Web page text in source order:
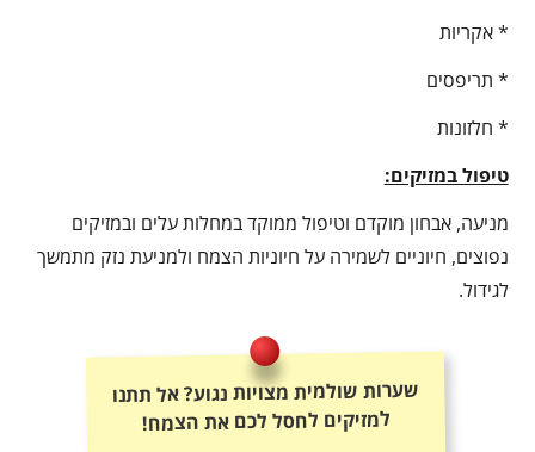
* אקריות
* תריפסים
* חלזונות
טיפול במזיקים:
מניעה, אבחון מוקדם וטיפול ממוקד במחלות עלים ובמזיקים
נפוצים, חיוניים לשמירה על חיוניות הצמח ולמניעת נזק מתמשך
לגידול.
שערות שולמית מצויות נגוע? אל תתנו
למזיקים לחסל לכם את הצמח!